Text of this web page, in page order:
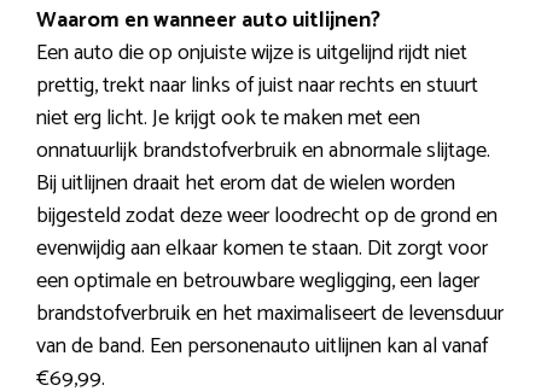
Waarom en wanneer auto uitlijnen?
Een auto die op onjuiste wijze is uitgelijnd rijdt niet
prettig, trekt naar links of juist naar rechts en stuurt
niet erg licht. Je krijgt ook te maken met een
onnatuurlijk brandstofverbruik en abnormale slijtage.
Bij uitlijnen draait het erom dat de wielen worden
bijgesteld zodat deze weer loodrecht op de grond en
evenwijdig aan elkaar komen te staan. Dit zorgt voor
een optimale en betrouwbare wegligging, een lager
brandstofverbruik en het maximaliseert de levensduur
van de band. Een personenauto uitlijnen kan al vanaf
€69,99.